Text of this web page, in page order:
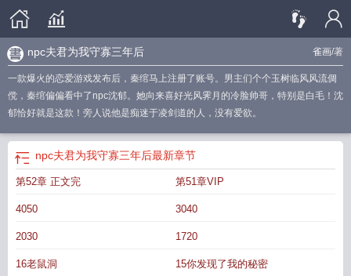
雀画/著
npc夫君为我守寡三年后
一款爆火的恋爱游戏发布后，秦绾马上注册了账号。男主们个个玉树临风风流倜
傥，秦绾偏偏看中了npc沈郁。她向来喜好光风霁月的冷脸帅哥，特别是白毛！沈
郁恰好就是这款！旁人说他是痴迷于凌剑道的人，没有爱欲。
npc夫君为我守寡三年后最新章节
第52章 正文完 第51章VIP
4050 3040
2030 1720
16老鼠洞 15你发现了我的秘密